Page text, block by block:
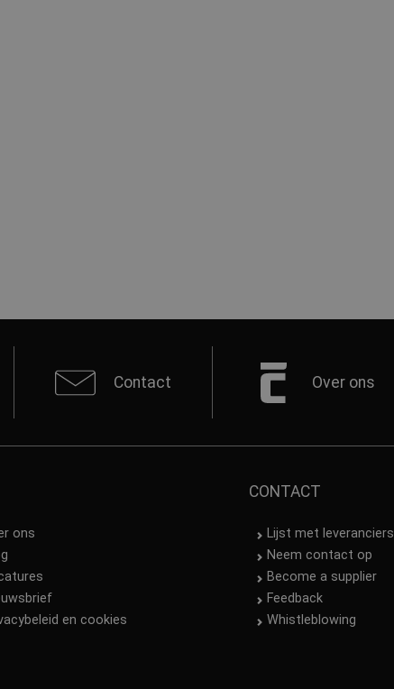
Contact Over ons
ons
en cookies
CONTACT
Lijst met leveranciers
Neem contact op
Become a supplier
Feedback
Whistleblowing